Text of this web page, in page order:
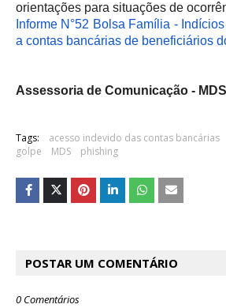
orientações para situações de
Informe N°52 Bolsa Família -
a contas bancárias de beneficiários
Assessoria de Comunicação - MDS
Tags: acesso indevido das contas bancárias
golpe
MDS phishing
POSTAR UM COMENTÁRIO
0 Comentários